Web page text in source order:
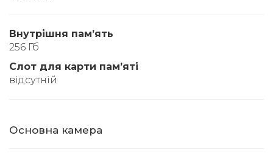
Внутрішня памʼять
256 Гб
Слот для карти памʼяті
відсутній
Основна камера